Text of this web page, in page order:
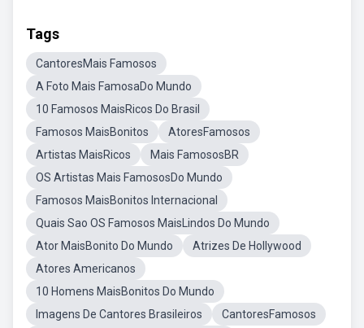
Tags
CantoresMais Famosos
A Foto Mais FamosaDo Mundo
10 Famosos MaisRicos Do Brasil
Famosos MaisBonitos
AtoresFamosos
Artistas MaisRicos
Mais FamososBR
OS Artistas Mais FamososDo Mundo
Famosos MaisBonitos Internacional
Quais Sao OS Famosos MaisLindos Do Mundo
Ator MaisBonito Do Mundo
Atrizes De Hollywood
Atores Americanos
10 Homens MaisBonitos Do Mundo
Imagens De Cantores Brasileiros
CantoresFamosos